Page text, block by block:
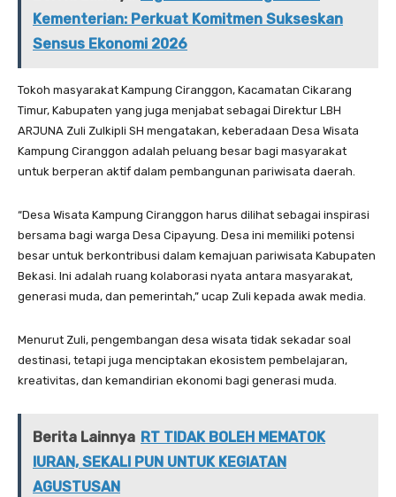
Kementerian: Perkuat Komitmen Sukseskan
Sensus Ekonomi 2026
Tokoh masyarakat Kampung Ciranggon, Kacamatan Cikarang
Timur, Kabupaten yang juga menjabat sebagai Direktur LBH
ARJUNA Zuli Zulkipli SH mengatakan, keberadaan Desa Wisata
Kampung Ciranggon adalah peluang besar bagi masyarakat
untuk berperan aktif dalam pembangunan pariwisata daerah.
“Desa Wisata Kampung Ciranggon harus dilihat sebagai inspirasi
bersama bagi warga Desa Cipayung. Desa ini memiliki potensi
besar untuk berkontribusi dalam kemajuan pariwisata Kabupaten
Bekasi. Ini adalah ruang kolaborasi nyata antara masyarakat,
generasi muda, dan pemerintah,” ucap Zuli kepada awak media.
Menurut Zuli, pengembangan desa wisata tidak sekadar soal
destinasi, tetapi juga menciptakan ekosistem pembelajaran,
kreativitas, dan kemandirian ekonomi bagi generasi muda.
Berita Lainnya RT TIDAK BOLEH MEMATOK
IURAN, SEKALI PUN UNTUK KEGIATAN
AGUSTUSAN